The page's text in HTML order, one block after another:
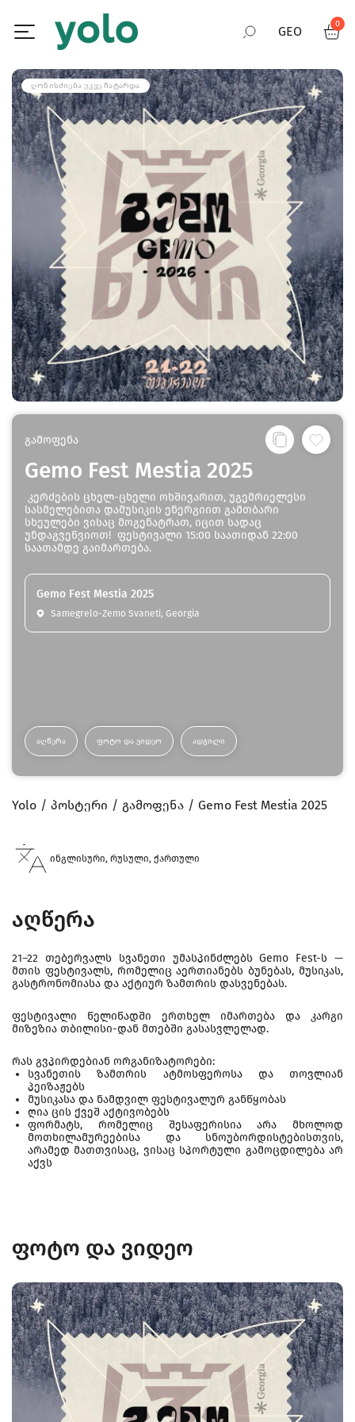
GEO
RUS
0
ᲦᲝᲜᲘᲡᲫᲘᲔᲑᲐ ᲣᲙᲕᲔ ᲩᲐᲢᲐᲠᲓᲐ
გამოფენა
Gemo Fest Mestia 2025
კერძების ცხელ-ცხელი ოხშივარით, უგემრიელესი
სასმელებითა დამუსიკის ენერგიით გამთბარი
სხეულები ვისაც მოგენატრათ, იცით სადაც
უნდაგვეწვიოთ! ფესტივალი 15:00 საათიდან 22:00
საათამდე გაიმართება.
Gemo Fest Mestia 2025
Samegrelo-Zemo Svaneti, Georgia
ᲐᲦᲬᲔᲠᲐ ᲤᲝᲢᲝ ᲓᲐ ᲕᲘᲓᲔᲝ ᲐᲓᲒᲘᲚᲘ
Yolo პოსტერი გამოფენა Gemo Fest Mestia 2025
ინგლისური, რუსული, ქართული
აღწერა
21–22 თებერვალს სვანეთი უმასპინძლებს Gemo Fest-ს —
მთის ფესტივალს, რომელიც აერთიანებს ბუნებას, მუსიკას,
გასტრონომიასა და აქტიურ ზამთრის დასვენებას.
ფესტივალი წელიწადში ერთხელ იმართება და კარგი
მიზეზია თბილისი-დან მთებში გასასვლელად.
რას გვპირდებიან ორგანიზატორები:
სვანეთის ზამთრის ატმოსფეროსა და თოვლიან
პეიზაჟებს
მუსიკასა და ნამდვილ ფესტივალურ განწყობას
ღია ცის ქვეშ აქტივობებს
ფორმატს, რომელიც შესაფერისია არა მხოლოდ
მოთხილამურეებისა და სნოუბორდისტებისთვის,
არამედ მათთვისაც, ვისაც სპორტული გამოცდილება არ
აქვს
ფოტო და ვიდეო